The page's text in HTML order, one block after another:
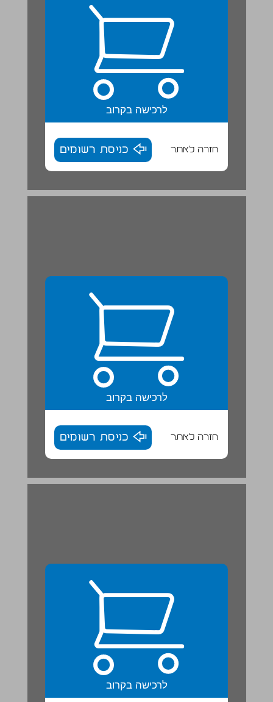
לרכישה בקרוב
חזרה לאתר כניסת רשומים
לרכישה בקרוב
חזרה לאתר כניסת רשומים
לרכישה בקרוב